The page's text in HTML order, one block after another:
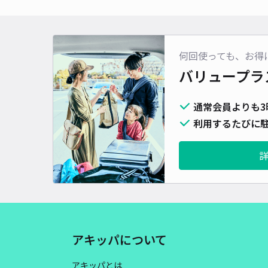
何回使っても、お得
バリュープ
通常会員よりも
利用するたびに
アキッパについて
アキッパとは